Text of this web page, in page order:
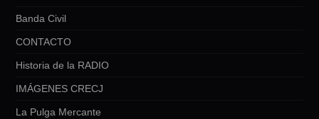
Banda Civil
CONTACTO
Historia de la RADIO
IMÁGENES CRECJ
La Pulga Mercante